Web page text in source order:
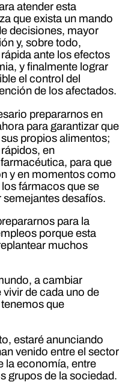
atender esta
que exista un mando
decisiones, mayor
y, sobre todo,
ante los efectos
y finalmente lograr
el control del
de los afectados.
prepararnos en
para garantizar que
propios alimentos;
en
para que
y en momentos como
fármacos que se
semejantes desafíos.
para la
porque esta
muchos
a cambiar
de cada uno de
que
estaré anunciando
venido entre el sector
la economía, entre
grupos de la sociedad.